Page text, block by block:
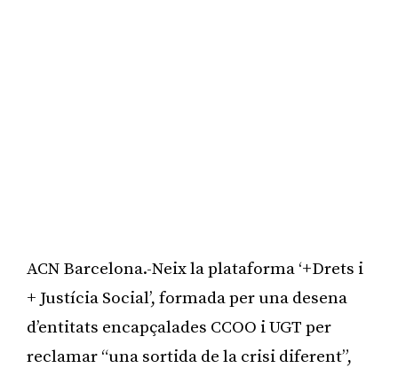
ACN Barcelona.-Neix la plataforma ‘+Drets i
+ Justícia Social’, formada per una desena
d’entitats encapçalades CCOO i UGT per
reclamar “una sortida de la crisi diferent”,